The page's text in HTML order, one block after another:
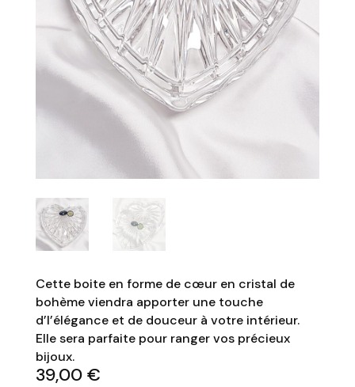
Cette boite en forme de cœur en cristal de
bohème viendra apporter une touche
d’l’élégance et de douceur à votre intérieur.
Elle sera parfaite pour ranger vos précieux
bijoux.
39,00 €